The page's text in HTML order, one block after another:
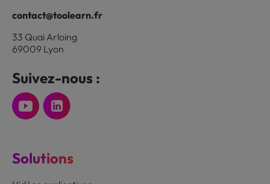
contact@toolearn.fr
33 Quai Arloing
69009 Lyon
Suivez-nous :
Solutions